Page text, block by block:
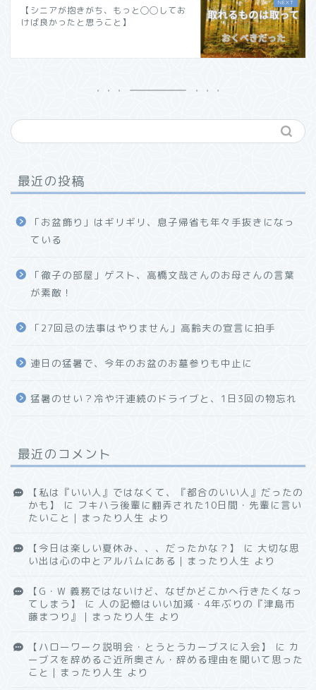
【シニアが抱きがち、もっと◯◯してお
けば良かったと思うこと】
最近の投稿
「お盆飾り」はギリギリ、息子帰省も年々手抜きになっ
ている
「徹子の部屋」ゲスト、高橋文哉さんのお母さんの言葉
が素敵！
「27回忌の法事はやりません」高齢夫の宣言に拍手
連日の猛暑で、今年のお盆のお墓参りも中止に
猛暑のせい？冷や汗連続のドライブと、1日3回の物忘れ
最近のコメント
【私は『いい人』ではなくて、『都合のいい人』だったの
かも】
に フキハラ後輩に翻弄された10日間・先輩に言い
たいこと｜まったり人生 より
【今日は楽しい夏休み、、、だったかな？】 に 大切な思
い出は心の中とアルバムにある｜まったり人生 より
【G・W 義務ではないけど、なぜかどこかへ行きたくなっ
てしまう】
に 人の記憶はいい加減・4年ぶりの『津島市
藤まつり』｜まったり人生 より
【ハローワーク説明会・とうとうカーブスに入会】 に カ
ーブスを辞めるご近所奥さん・辞める理由を聞いて思った
こと｜まったり人生 より